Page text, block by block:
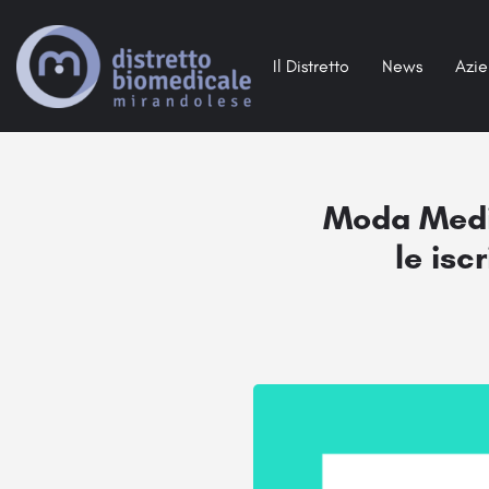
Il Distretto News
Moda
le